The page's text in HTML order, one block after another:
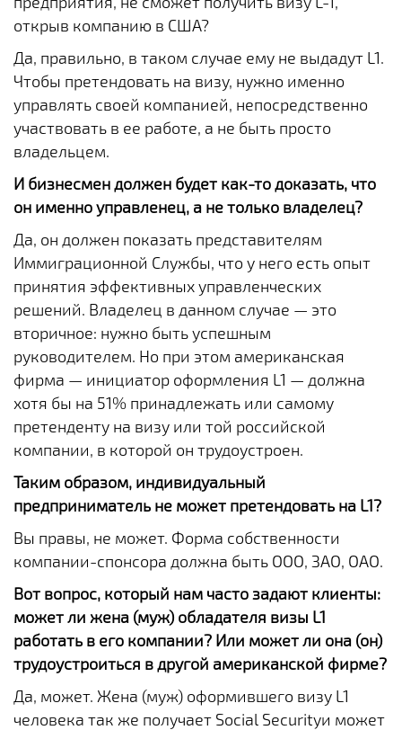
открыв компанию в США?
Да, правильно, в таком случае ему не выдадут L1.
Чтобы претендовать на визу, нужно именно
управлять своей компанией, непосредственно
участвовать в ее работе, а не быть просто
владельцем.
И бизнесмен должен будет как-то доказать, что
он именно управленец, а не только владелец?
Да, он должен показать представителям
Иммиграционной Службы, что у него есть опыт
принятия эффективных управленческих
решений. Владелец в данном случае — это
вторичное: нужно быть успешным
руководителем. Но при этом американская
фирма — инициатор оформления L1 — должна
хотя бы на 51% принадлежать или самому
претенденту на визу или той российской
компании, в которой он трудоустроен.
Таким образом, индивидуальный
предприниматель не может претендовать на L1?
Вы правы, не может. Форма собственности
компании-спонсора должна быть ООО, ЗАО, ОАО.
Вот вопрос, который нам часто задают клиенты:
может ли жена (муж) обладателя визы L1
работать в его компании? Или может ли она (он)
трудоустроиться в другой американской фирме?
Да, может. Жена (муж) оформившего визу L1
человека так же получает Social Securityи может